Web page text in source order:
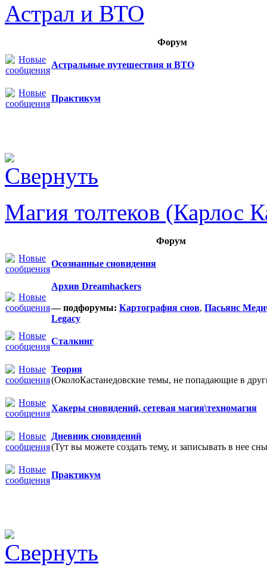
Астрал и ВТО
Форум
Астральные путешествия и ВТО
Практикум
Магия толтеков (Карлос
Форум
Осознанные сновидения
Архив Dreamhackers
— подфорумы: Картография снов, Пасьянс
Legacy
Сталкинг
Теория
(ОколоКастанедовские темы, не попадающие в
Хакеры сновидений, сетевая магия\техномагия
Дневник сновидений
(Тут вы можете создать тему, и записывать в нее
Практикум